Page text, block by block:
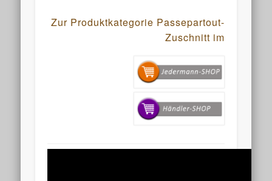
Zur Produktkategorie Passepartout-
Zuschnitt im